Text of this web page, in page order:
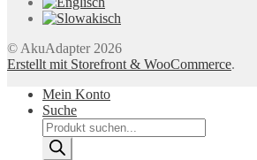
© AkuAdapter 2026
Erstellt mit Storefront & WooCommerce.
Mein Konto
Suche
Products
search